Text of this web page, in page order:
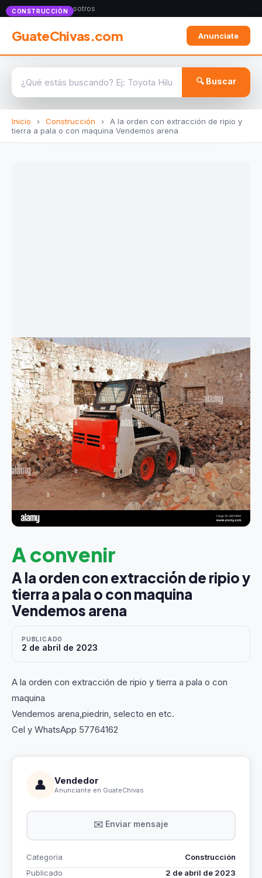
Anunciate con nosotros
GuateChivas.com Anunciate
🔍 Buscar
Inicio › Construcción ›
A la orden con extracción de ripio y
tierra a pala o con maquina Vendemos arena
CONSTRUCCIÓN
A convenir
A la orden con extracción de ripio y
tierra a pala o con maquina
Vendemos arena
PUBLICADO
2 de abril de 2023
A la orden con extracción de ripio y tierra a pala o con
maquina
Vendemos arena,piedrin, selecto en etc.
Cel y WhatsApp 57764162
👤 Vendedor
Anunciante en GuateChivas
✉️ Enviar mensaje
Categoría
Construcción
Publicado
2 de abril de 2023